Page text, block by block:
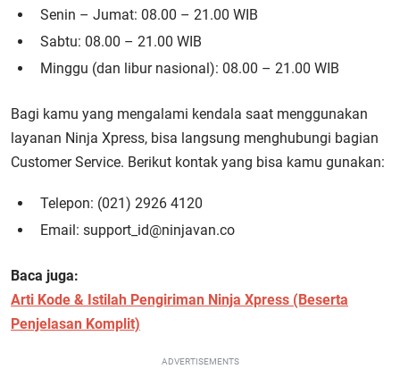
Senin – Jumat: 08.00 – 21.00 WIB
Sabtu: 08.00 – 21.00 WIB
Minggu (dan libur nasional): 08.00 – 21.00 WIB
Bagi kamu yang mengalami kendala saat menggunakan
layanan Ninja Xpress, bisa langsung menghubungi bagian
Customer Service. Berikut kontak yang bisa kamu gunakan:
Telepon: (021) 2926 4120
Email: support_id@ninjavan.co
Baca juga:
Arti Kode & Istilah Pengiriman Ninja Xpress (Beserta
Penjelasan Komplit)
ADVERTISEMENTS